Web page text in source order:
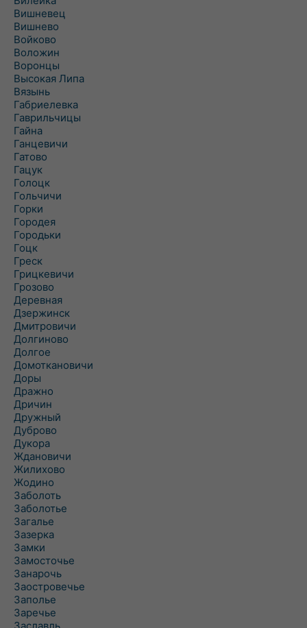
Вишневец
Вишнево
Войково
Воложин
Воронцы
Высокая Липа
Вязынь
Габриелевка
Гаврильчицы
Гайна
Ганцевичи
Гатово
Гацук
Голоцк
Гольчичи
Горки
Городея
Городьки
Гоцк
Греск
Грицкевичи
Грозово
Деревная
Дзержинск
Дмитровичи
Долгиново
Долгое
Домоткановичи
Доры
Дражно
Дричин
Дружный
Дуброво
Дукора
Ждановичи
Жилихово
Жодино
Заболоть
Заболотье
Загалье
Зазерка
Замки
Замосточье
Занарочь
Заостровечье
Заполье
Заречье